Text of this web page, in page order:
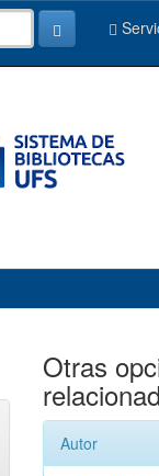
Otras
Autor